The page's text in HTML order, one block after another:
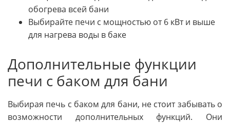
обогрева всей бани
Выбирайте печи с мощностью от 6 кВт и выше
для нагрева воды в баке
Дополнительные функции
печи с баком для бани
Выбирая печь с баком для бани, не стоит забывать о
возможности дополнительных функций. Они